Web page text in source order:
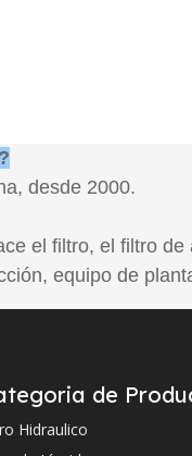
desde 2000.
el filtro, el filtro de
equipo de
y diseño?
personalizar
de filtro?
de
Hidraulico